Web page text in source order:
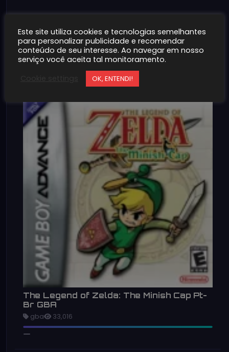
The Legend of Zelda: The Minish Cap Pt-
Br GBA
gba 33,016
Este site utiliza cookies e tecnologias semelhantes
para personalizar publicidade e recomendar
conteúdo de seu interesse. Ao navegar em nosso
serviço você aceita tal monitoramento.
OK, ENTENDI!